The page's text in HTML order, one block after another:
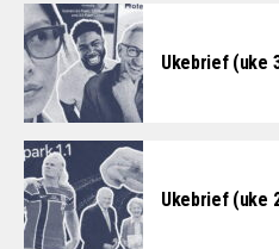
Ukebrief (uke
Ukebrief (uke